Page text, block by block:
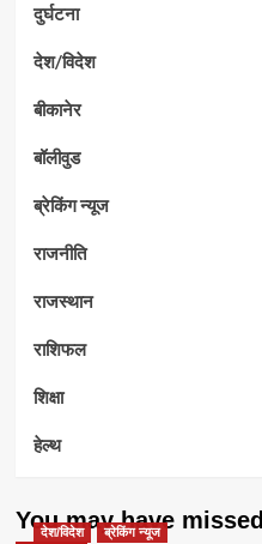
दुर्घटना
देश/विदेश
बीकानेर
बॉलीवुड
ब्रेकिंग न्यूज
राजनीति
राजस्थान
राशिफल
शिक्षा
हेल्थ
You may have missed
देश/विदेश ब्रेकिंग न्यूज